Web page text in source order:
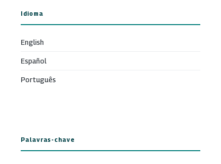
Idioma
English
Español
Português
Palavras-chave